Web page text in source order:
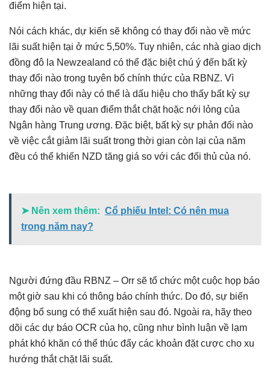
điểm hiện tại.
Nói cách khác, dự kiến ​​sẽ không có thay đổi nào về mức
lãi suất hiện tại ở mức 5,50%. Tuy nhiên, các nhà giao dịch
đồng đô la Newzealand có thể đặc biệt chú ý đến bất kỳ
thay đổi nào trong tuyên bố chính thức của RBNZ. Vì
những thay đổi này có thể là dấu hiệu cho thấy bất kỳ sự
thay đổi nào về quan điểm thắt chặt hoặc nới lỏng của
Ngân hàng Trung ương. Đặc biệt, bất kỳ sự phản đối nào
về việc cắt giảm lãi suất trong thời gian còn lại của năm
đều có thể khiến NZD tăng giá so với các đối thủ của nó.
➤ Nên xem thêm: Cổ phiếu Intel: Có nên mua
trong năm nay?
Người đứng đầu RBNZ – Orr sẽ tổ chức một cuộc họp báo
một giờ sau khi có thông báo chính thức. Do đó, sự biến
động bổ sung có thể xuất hiện sau đó. Ngoài ra, hãy theo
dõi các dự báo OCR của họ, cũng như bình luận về lạm
phát khó khăn có thể thúc đẩy các khoản đặt cược cho xu
hướng thắt chặt lãi suất.